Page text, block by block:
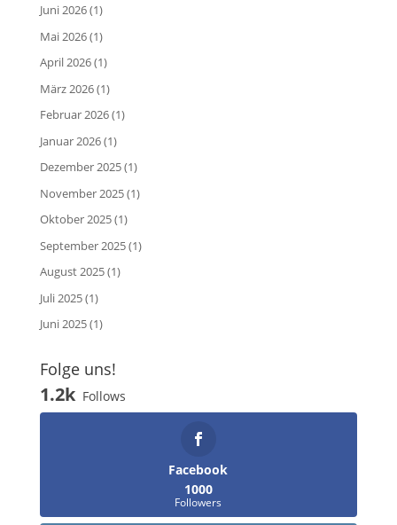
Juni 2026(1)
Mai 2026(1)
April 2026(1)
März 2026(1)
Februar 2026(1)
Januar 2026(1)
Dezember 2025(1)
November 2025(1)
Oktober 2025(1)
September 2025(1)
August 2025(1)
Juli 2025(1)
Juni 2025(1)
Folge uns!
1.2k Follows
Facebook
1000
Followers